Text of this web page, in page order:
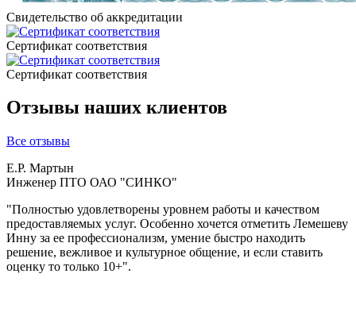
Свидетельство об аккредитации
Сертификат соответствия
Сертификат соответствия
Отзывы наших клиентов
Все отзывы
Е.Р. Мартын
Инженер ПТО ОАО "СИНКО"
"Полностью удовлетворены уровнем работы и качеством
предоставляемых услуг. Особенно хочется отметить Лемешеву
Инну за ее профессионализм, умение быстро находить
решение, вежливое и культурное общение, и если ставить
оценку то только 10+".